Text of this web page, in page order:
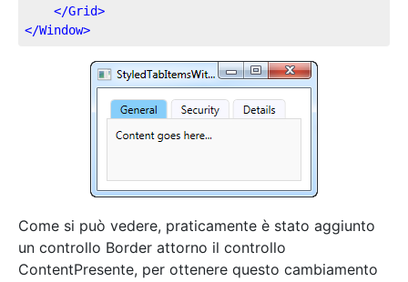
</Grid>
</Window>
Come si può vedere, praticamente è stato aggiunto
un controllo Border attorno il controllo
ContentPresente, per ottenere questo cambiamento